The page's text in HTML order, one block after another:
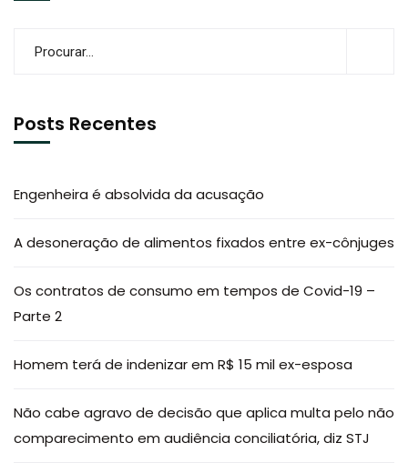
Posts Recentes
Engenheira é absolvida da acusação
A desoneração de alimentos fixados entre ex-cônjuges
Os contratos de consumo em tempos de Covid-19 –
Parte 2
Homem terá de indenizar em R$ 15 mil ex-esposa
Não cabe agravo de decisão que aplica multa pelo não
comparecimento em audiência conciliatória, diz STJ